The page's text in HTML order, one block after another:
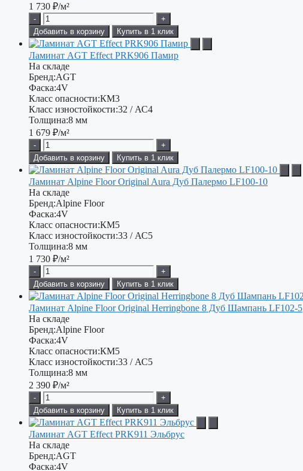
1 730 ₽/м²
-
+
Добавить в корзину
Купить в 1 клик
Ламинат AGT Effect PRK906 Памир
На складе
Бренд:AGT
Фаска:4V
Класс опасности:КМ3
Класс изностойкости:32 / АС4
Толщина:8 мм
1 679 ₽/м²
-
+
Добавить в корзину
Купить в 1 клик
Ламинат Alpine Floor Original Aura Дуб Палермо LF100-10
На складе
Бренд:Alpine Floor
Фаска:4V
Класс опасности:КМ5
Класс изностойкости:33 / АС5
Толщина:8 мм
1 730 ₽/м²
-
+
Добавить в корзину
Купить в 1 клик
Ламинат Alpine Floor Original Herringbone 8 Дуб Шампань LF102-5
На складе
Бренд:Alpine Floor
Фаска:4V
Класс опасности:КМ5
Класс изностойкости:33 / АС5
Толщина:8 мм
2 390 ₽/м²
-
+
Добавить в корзину
Купить в 1 клик
Ламинат AGT Effect PRK911 Эльбрус
На складе
Бренд:AGT
Фаска:4V